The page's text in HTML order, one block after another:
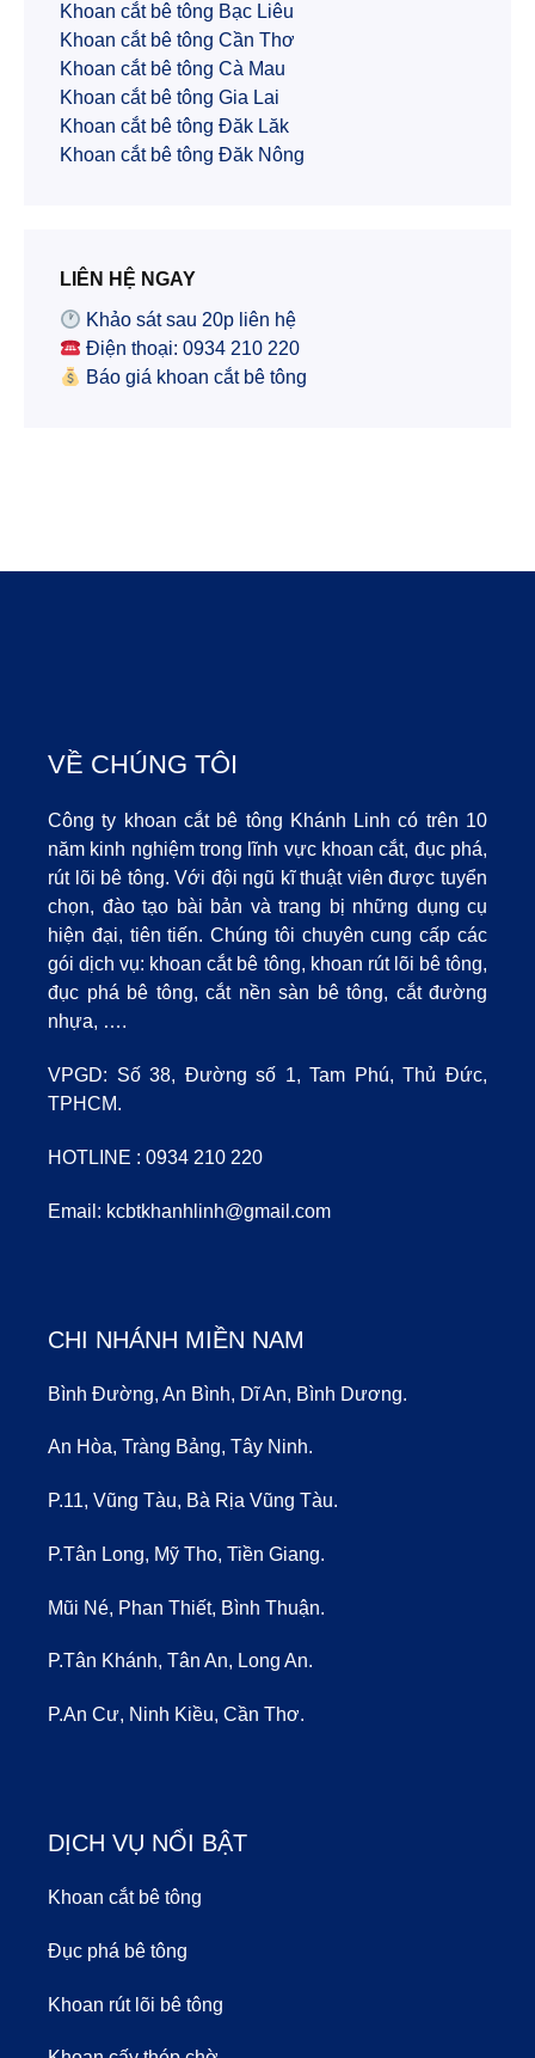
Khoan cắt bê tông Bạc Liêu
Khoan cắt bê tông Cần Thơ
Khoan cắt bê tông Cà Mau
Khoan cắt bê tông Gia Lai
Khoan cắt bê tông Đăk Lăk
Khoan cắt bê tông Đăk Nông
LIÊN HỆ NGAY
Khảo sát sau 20p liên hệ
Điện thoại: 0934 210 220
Báo giá khoan cắt bê tông
VỀ CHÚNG TÔI
Công ty khoan cắt bê tông Khánh Linh có trên 10
năm kinh nghiệm trong lĩnh vực khoan cắt, đục phá,
rút lõi bê tông. Với đội ngũ kĩ thuật viên được tuyển
chọn, đào tạo bài bản và trang bị những dụng cụ
hiện đại, tiên tiến. Chúng tôi chuyên cung cấp các
gói dịch vụ: khoan cắt bê tông, khoan rút lõi bê tông,
đục phá bê tông, cắt nền sàn bê tông, cắt đường
nhựa, ….
VPGD: Số 38, Đường số 1, Tam Phú, Thủ Đức,
TPHCM.
HOTLINE : 0934 210 220
Email: kcbtkhanhlinh@gmail.com
CHI NHÁNH MIỀN NAM
Bình Đường, An Bình, Dĩ An, Bình Dương.
An Hòa, Tràng Bảng, Tây Ninh.
P.11, Vũng Tàu, Bà Rịa Vũng Tàu.
P.Tân Long, Mỹ Tho, Tiền Giang.
Mũi Né, Phan Thiết, Bình Thuận.
P.Tân Khánh, Tân An, Long An.
P.An Cư, Ninh Kiều, Cần Thơ.
DỊCH VỤ NỔI BẬT
Khoan cắt bê tông
Đục phá bê tông
Khoan rút lõi bê tông